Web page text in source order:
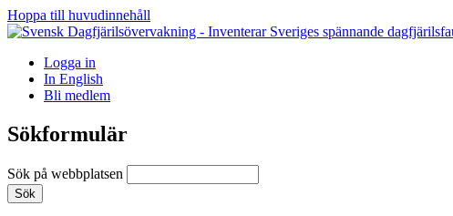
Hoppa till huvudinnehåll
Logga in
In English
Bli medlem
Sökformulär
Sök på webbplatsen